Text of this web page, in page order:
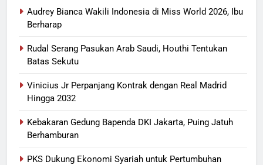
Audrey Bianca Wakili Indonesia di Miss World 2026, Ibu
Berharap
Rudal Serang Pasukan Arab Saudi, Houthi Tentukan
Batas Sekutu
Vinicius Jr Perpanjang Kontrak dengan Real Madrid
Hingga 2032
Kebakaran Gedung Bapenda DKI Jakarta, Puing Jatuh
Berhamburan
PKS Dukung Ekonomi Syariah untuk Pertumbuhan